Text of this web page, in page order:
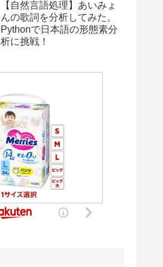
【自然言語処理】あいみょ
んの歌詞を分析してみた。
Pythonで日本語の形態素分
析に挑戦！